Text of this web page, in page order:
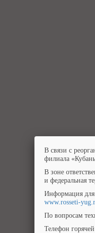
В связи с
филиала
В зоне
и федеральная
Информация для
www.rosseti-
По вопросам
Телефон